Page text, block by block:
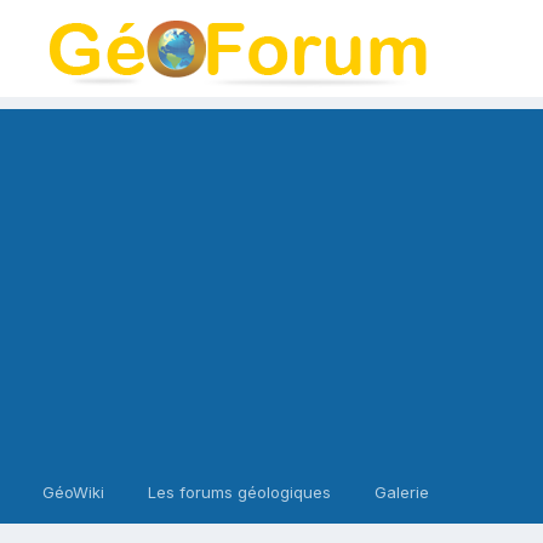
GéoWiki Les forums géologiques Galerie